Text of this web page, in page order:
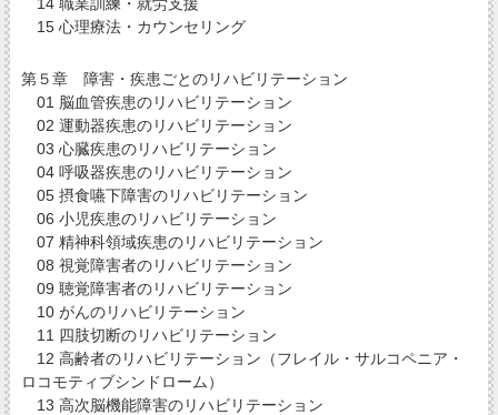
14 職業訓練・就労支援
15 心理療法・カウンセリング
第５章 障害・疾患ごとのリハビリテーション
01 脳血管疾患のリハビリテーション
02 運動器疾患のリハビリテーション
03 心臓疾患のリハビリテーション
04 呼吸器疾患のリハビリテーション
05 摂食嚥下障害のリハビリテーション
06 小児疾患のリハビリテーション
07 精神科領域疾患のリハビリテーション
08 視覚障害者のリハビリテーション
09 聴覚障害者のリハビリテーション
10 がんのリハビリテーション
11 四肢切断のリハビリテーション
12 高齢者のリハビリテーション（フレイル・サルコペニア・
ロコモティブシンドローム）
13 高次脳機能障害のリハビリテーション